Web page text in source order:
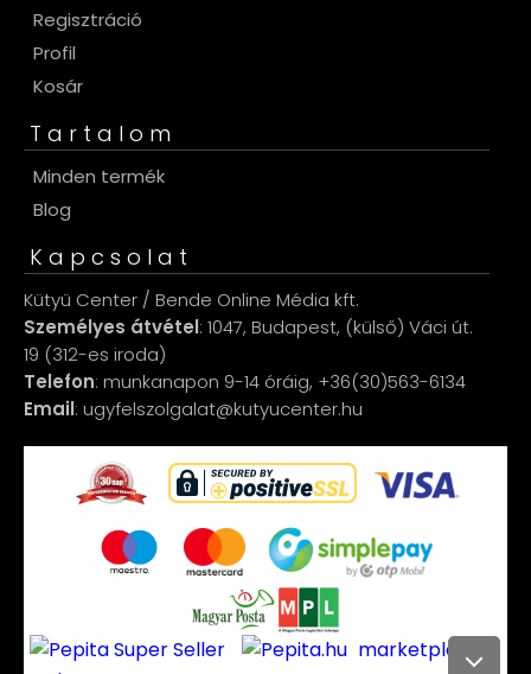
Regisztráció
Profil
Kosár
Tartalom
Minden termék
Blog
Kapcsolat
Kütyü Center / Bende Online Média kft.
Személyes átvétel: 1047, Budapest, (külső) Váci út.
19 (312-es iroda)
Telefon: munkanapon 9-14 óráig, +36(30)563-6134
Email: ugyfelszolgalat@kutyucenter.hu
marketplace